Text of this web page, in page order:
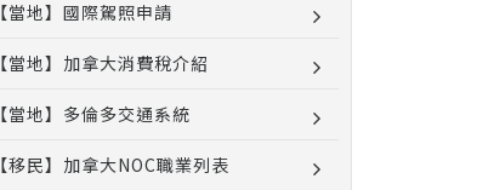
【當地】國際駕照申請
【當地】加拿大消費稅介紹
【當地】多倫多交通系統
【移民】加拿大NOC職業列表